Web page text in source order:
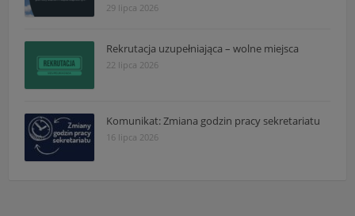
29 lipca 2026
Rekrutacja uzupełniająca – wolne miejsca
22 lipca 2026
Komunikat: Zmiana godzin pracy sekretariatu
16 lipca 2026